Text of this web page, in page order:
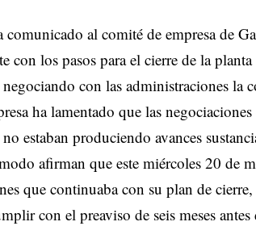
comunicado al comité de empresa de
con los pasos para el cierre de la
con las administraciones la
ha lamentado que las
estaban produciendo avances
afirman que este miércoles 20 de
que continuaba con su plan de
con el preaviso de seis meses